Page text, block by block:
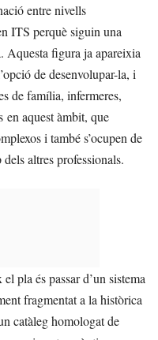
entre nivells
ITS perquè siguin una
Aquesta figura ja apareixia
de desenvolupar-la, i
de família, infermeres,
en aquest àmbit, que
i també s’ocupen de
altres professionals.
pla és passar d’un sistema
fragmentat a la històrica
catàleg homologat de